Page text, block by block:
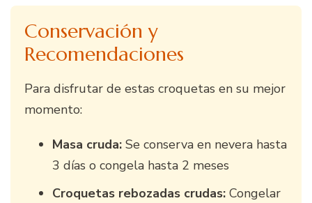
Conservación y
Recomendaciones
Para disfrutar de estas croquetas en su mejor
momento:
Masa cruda: Se conserva en nevera hasta
3 días o congela hasta 2 meses
Croquetas rebozadas crudas: Congelar